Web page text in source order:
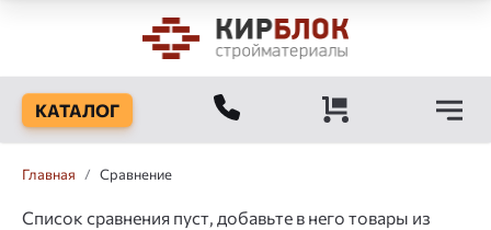
КАТАЛОГ
Главная / Сравнение
Список сравнения пуст, добавьте в него товары из